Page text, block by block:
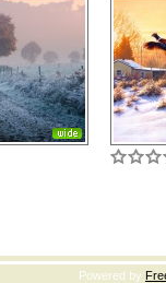
Powered by